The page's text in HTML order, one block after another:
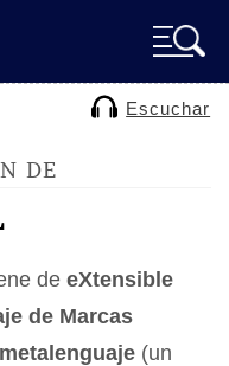
Escuchar
DE
de eXtensible
de Marcas
metalenguaje (un